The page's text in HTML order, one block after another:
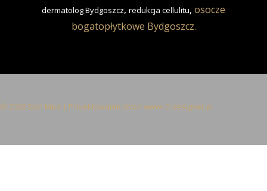
dermatolog Bydgoszcz, redukcja cellulitu, osocze
bogatopłytkowe Bydgoszcz.
© 2026 Skin Med | Projektowanie stron www: C-designer.pl